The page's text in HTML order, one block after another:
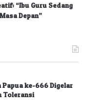
“Ibu Guru Sedang
Depan”
Papua ke-666 Digelar
Toleransi